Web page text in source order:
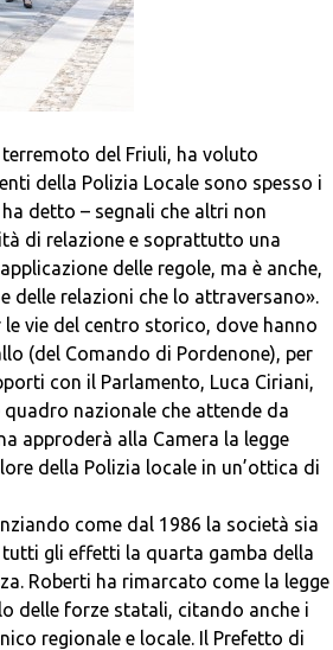
del Friuli, ha voluto
della Polizia Locale sono spesso i
detto – segnali che altri non
di relazione e soprattutto una
delle regole, ma è anche,
relazioni che lo attraversano».
vie del centro storico, dove hanno
(del Comando di Pordenone), per
con il Parlamento, Luca Ciriani,
nazionale che attende da
approderà alla Camera la legge
della Polizia locale in un’ottica di
come dal 1986 la società sia
gli effetti la quarta gamba della
Roberti ha rimarcato come la legge
delle forze statali, citando anche i
regionale e locale. Il Prefetto di